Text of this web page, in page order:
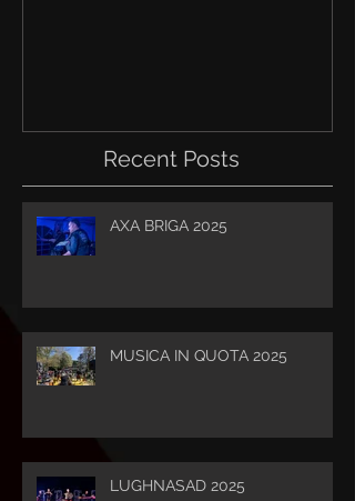
Recent Posts
AXA BRIGA 2025
MUSICA IN QUOTA 2025
LUGHNASAD 2025